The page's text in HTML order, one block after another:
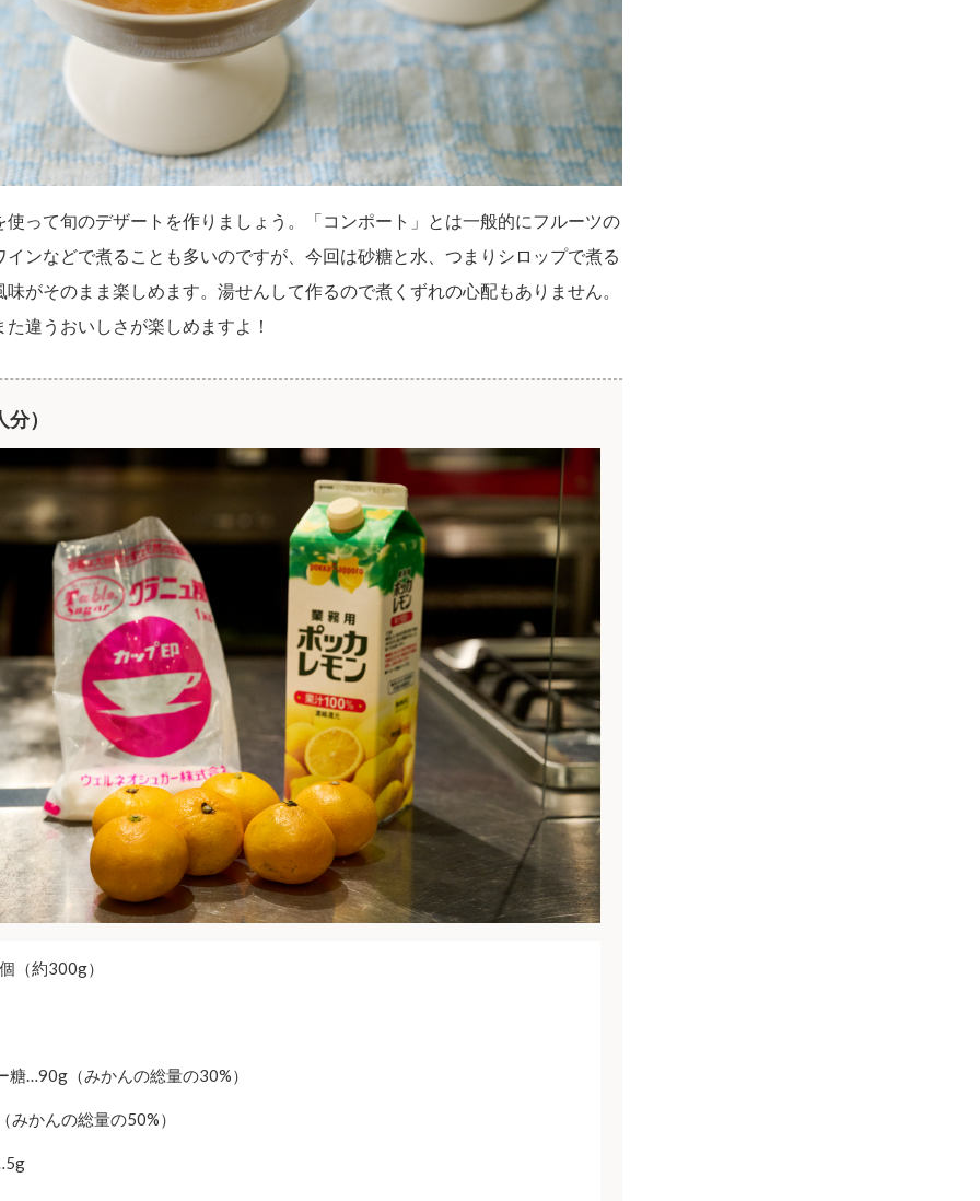
使って旬のデザートを作りましょう。「コンポート」とは一般的にフルーツの
インなどで煮ることも多いのですが、今回は砂糖と水、つまりシロップで煮る
がそのまま楽しめます。湯せんして作るので煮くずれの心配もありません。
た違うおいしさが楽しめますよ！
）
（約300g）
糖…90g（みかんの総量の30%）
みかんの総量の50%）